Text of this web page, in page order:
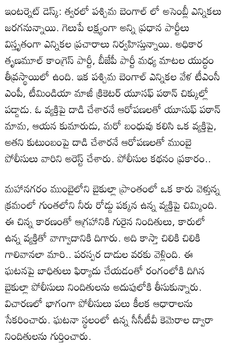
ఇంటర్నెట్ డెస్క్: త్వరలో పశ్చిమ బెంగాల్ లో అసెంబ్లీ ఎన్నికలు
జరగనున్నాయి. గెలుపే లక్ష్యంగా అన్ని ప్రధాన పార్టీలు
విస్తృతంగా ఎన్నికల ప్రచారాలు నిర్వహిస్తున్నాయి. అధికార
తృణమూల్ కాంగ్రెస్ పార్టీ, బీజేపీ పార్టీ మధ్య మాటల యుద్ధం
తీవ్రస్థాయిలో ఉంది. ఇక పశ్చిమ బెంగాల్ ఎన్నికల వేళ టీఎంసీ
ఎంపీ, టీమిండియా మాజీ క్రికెటర్ యూసఫ్ పఠాన్ చిక్కుల్లో
పడ్డాడు. ఓ వ్యక్తిపై దాడి చేశారనే ఆరోపణలతో యూసుఫ్ పఠాన్
మామ, ఆయన కుమారుడు, మరో బంధువు కలిసి ఒక వ్యక్తిపై,
అతని కుటుంబంపై దాడి చేశారనే ఆరోపణలతో ముంబై
పోలీసులు వారిని అరెస్ట్ చేశారు. పోలీసుల కథనం ప్రకారం..
మహానగరం ముంబైలోని బైకుల్లా ప్రాంతంలో ఒక కారు వెళ్తున్న
క్రమంలో గుంతలోని నీరు రోడ్డు పక్కన ఉన్న వ్యక్తిపై చిమ్మింది.
ఈ చిన్న కారణంతో ఆగ్రహానికి గురైన నిందితులు, కారులో
ఉన్న వ్యక్తితో వాగ్వాదానికి దిగారు. అది కాస్తా చిలికి చిలికి
గాలివానలా మారి.. పరస్పర దాడుల వరకు వెళ్లింది. ఈ
ఘటనపై బాధితులు ఫిర్యాదు చేయడంతో రంగంలోకి దిగిన
బైకుల్లా పోలీసులు నిందితులను అదుపులోకి తీసుకున్నారు.
విచారణలో భాగంగా పోలీసులు పలు కీలక ఆధారాలను
సేకరించారు. ఘటనా స్థలంలో ఉన్న సీసీటీవీ కెమెరాల ద్వారా
నిందితులను గుర్తించారు.